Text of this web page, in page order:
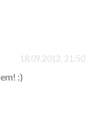
18.09.2012, 21:50
:)